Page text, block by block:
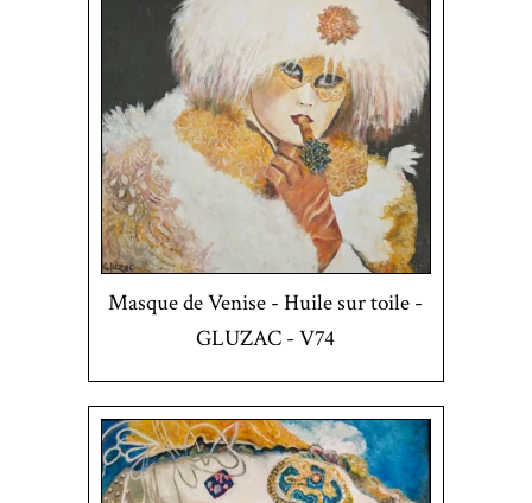
Masque de Venise - Huile sur toile -
GLUZAC - V74